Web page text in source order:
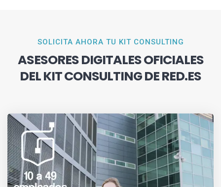
SOLICITA AHORA TU KIT CONSULTING
ASESORES DIGITALES OFICIALES
DEL KIT CONSULTING DE RED.ES